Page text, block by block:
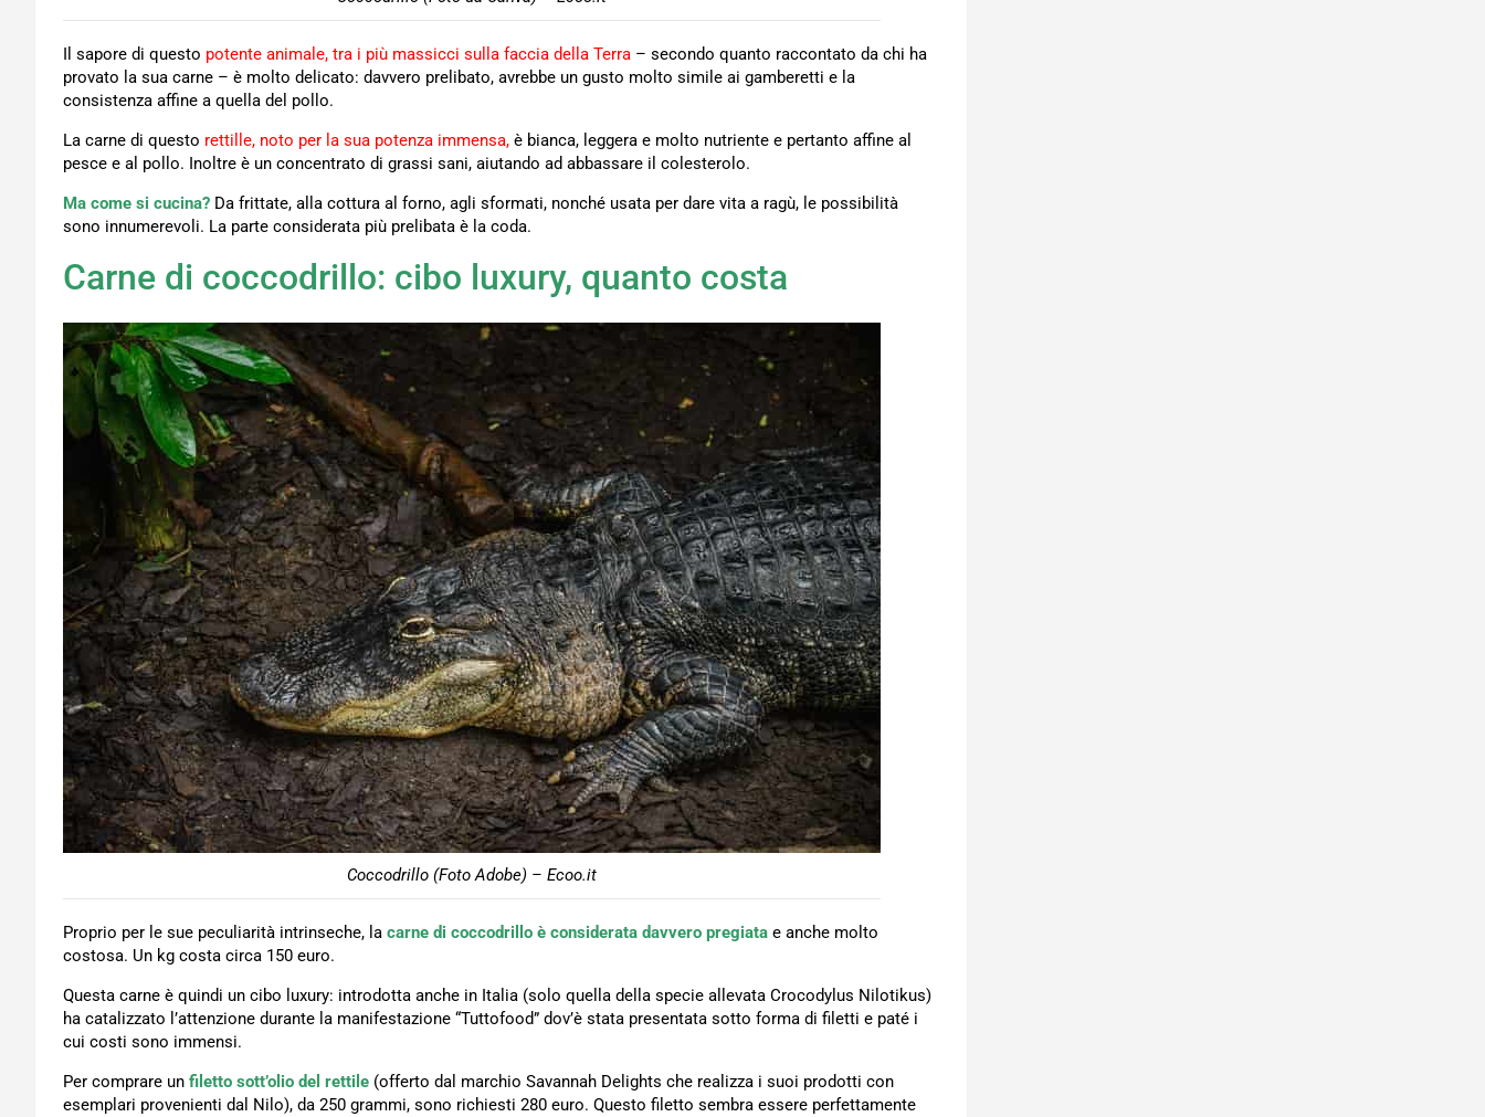
Il sapore di questo potente animale, tra i più massicci sulla faccia della Terra – secondo quanto raccontato da chi ha
provato la sua carne – è molto delicato: davvero prelibato, avrebbe un gusto molto simile ai gamberetti e la
consistenza affine a quella del pollo.
La carne di questo rettille, noto per la sua potenza immensa, è bianca, leggera e molto nutriente e pertanto affine al
pesce e al pollo. Inoltre è un concentrato di grassi sani, aiutando ad abbassare il colesterolo.
Ma come si cucina? Da frittate, alla cottura al forno, agli sformati, nonché usata per dare vita a ragù, le possibilità
sono innumerevoli. La parte considerata più prelibata è la coda.
Carne di coccodrillo: cibo luxury, quanto costa
Coccodrillo (Foto Adobe) – Ecoo.it
Proprio per le sue peculiarità intrinseche, la carne di coccodrillo è considerata davvero pregiata e anche molto
costosa. Un kg costa circa 150 euro.
Questa carne è quindi un cibo luxury: introdotta anche in Italia (solo quella della specie allevata Crocodylus Nilotikus)
ha catalizzato l’attenzione durante la manifestazione “Tuttofood” dov’è stata presentata sotto forma di filetti e paté i
cui costi sono immensi.
Per comprare un filetto sott’olio del rettile (offerto dal marchio Savannah Delights che realizza i suoi prodotti con
esemplari provenienti dal Nilo), da 250 grammi, sono richiesti 280 euro. Questo filetto sembra essere perfettamente